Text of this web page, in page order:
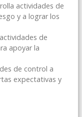
actividades de
y a lograr los
de
apoyar la
de control a
expectativas y